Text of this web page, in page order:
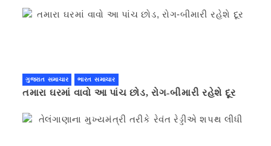
ગુજરાત સમાચાર ભારત સમાચાર
તમારા ઘરમાં વાવો આ પાંચ છોડ, રોગ-બીમારી રહેશે દૂર